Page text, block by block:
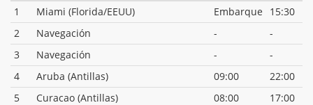
1
Miami (Florida/EEUU) Embarque
15:30
2
Navegación -
-
3
Navegación -
-
4
Aruba (Antillas) 09:00
22:00
5
Curacao (Antillas) 08:00
17:00